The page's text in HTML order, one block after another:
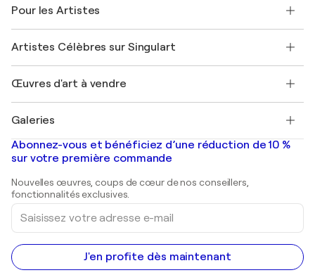
Offrir une carte cadeau
Rejoignez notre programme commercial
Mon compte
+33 1 76 44 06 42
FAQ
Magazine Singulart
Emplois
Découvrez une sélection d'art original
Pour les Artistes
Se connecter en tant qu'Artiste
Artistes Célèbres sur Singulart
Marc Chagall
Banksy
Mr. Brainwash
Shepard Fairey
Œuvres d'art à vendre
Tableaux abstraits à vendre
Peintures de paysage
Estampes
Peintures acryliques
Galeries
Galeries d'art en France
Galeries d'art en Belgique
Abonnez-vous et bénéficiez d’une réduction de 10 %
sur votre première commande
Nouvelles œuvres, coups de cœur de nos conseillers,
fonctionnalités exclusives.
Saisissez
votre
adresse
e-
mail
J'en profite dès maintenant